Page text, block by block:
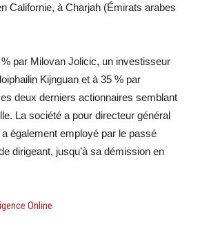
Californie, à Charjah (Émirats arabes
par Milovan Jolicic, un investisseur
Kijnguan et à 35 % par
deux derniers actionnaires semblant
La société a pour directeur général
également employé par le passé
dirigeant, jusqu’à sa démission en
Online